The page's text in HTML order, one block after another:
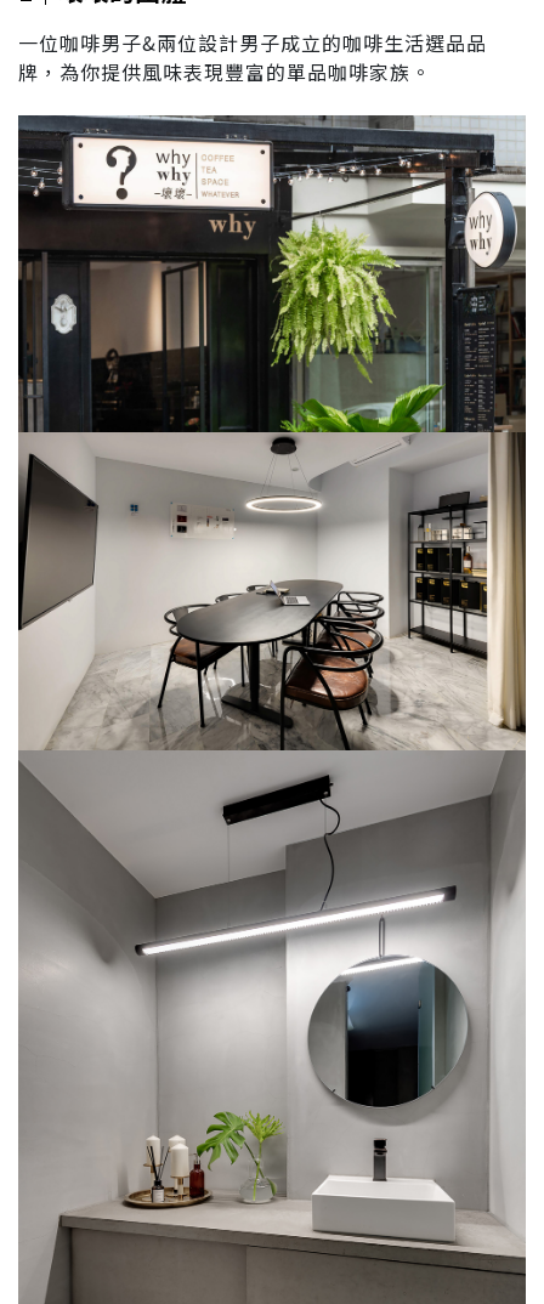
一位咖啡男子&兩位設計男子成立的咖啡生活選品品
牌，為你提供風味表現豐富的單品咖啡家族。